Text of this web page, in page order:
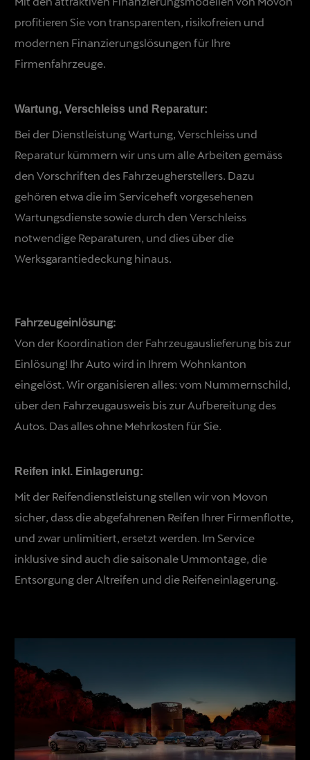
profitieren Sie von transparenten, risikofreien und
modernen Finanzierungslösungen für Ihre
Firmenfahrzeuge.
Wartung, Verschleiss und Reparatur:
Bei der Dienstleistung Wartung, Verschleiss und
Reparatur kümmern wir uns um alle Arbeiten gemäss
den Vorschriften des Fahrzeugherstellers. Dazu
gehören etwa die im Serviceheft vorgesehenen
Wartungsdienste sowie durch den Verschleiss
notwendige Reparaturen, und dies über die
Werksgarantiedeckung hinaus.
Fahrzeugeinlösung:
Von der Koordination der Fahrzeugauslieferung bis zur
Einlösung! Ihr Auto wird in Ihrem Wohnkanton
eingelöst. Wir organisieren alles: vom Nummernschild,
über den Fahrzeugausweis bis zur Aufbereitung des
Autos. Das alles ohne Mehrkosten für Sie.
Reifen inkl. Einlagerung:
Mit der Reifendienstleistung stellen wir von Movon
sicher, dass die abgefahrenen Reifen Ihrer Firmenflotte,
und zwar unlimitiert, ersetzt werden. Im Service
inklusive sind auch die saisonale Ummontage, die
Entsorgung der Altreifen und die Reifeneinlagerung.